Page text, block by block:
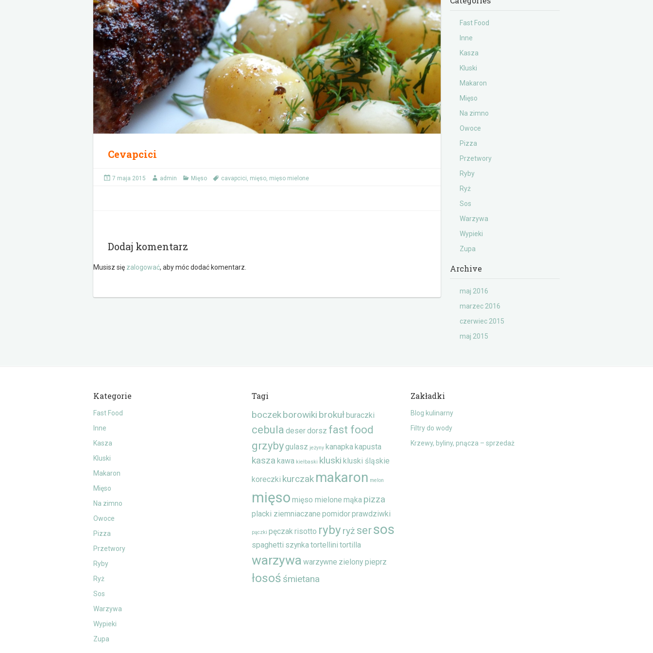
Cevapcici
7 maja 2015 admin Mięso cavapcici, mięso, mięso mielone
Dodaj komentarz
Musisz się zalogować, aby móc dodać komentarz.
Fast Food
Inne
Kasza
Kluski
Makaron
Mięso
Na zimno
Owoce
Pizza
Przetwory
Ryby
Ryż
Sos
Warzywa
Wypieki
Zupa
Archive
maj 2016
marzec 2016
czerwiec 2015
maj 2015
Kategorie
Fast Food
Inne
Kasza
Kluski
Makaron
Mięso
Na zimno
Owoce
Pizza
Przetwory
Ryby
Ryż
Sos
Warzywa
Wypieki
Zupa
Tagi
boczekborowiki brokułburaczki
cebula deserdorsz fast food
grzybygulasz jeżyny kanapkakapusta
kasza kawa kiełbaski kluski kluski śląskie
koreczki kurczak makaron melon
mięso mięso mielone mąka pizza
placki ziemniaczane pomidorprawdziwki
pączki pęczakrisotto ryby ryż sersos
spaghetti szynkatortellini tortilla
warzywa warzywne zielony pieprz
łosoś śmietana
Zakładki
Blog kulinarny
Filtry do wody
Krzewy, byliny, pnącza – sprzedaż